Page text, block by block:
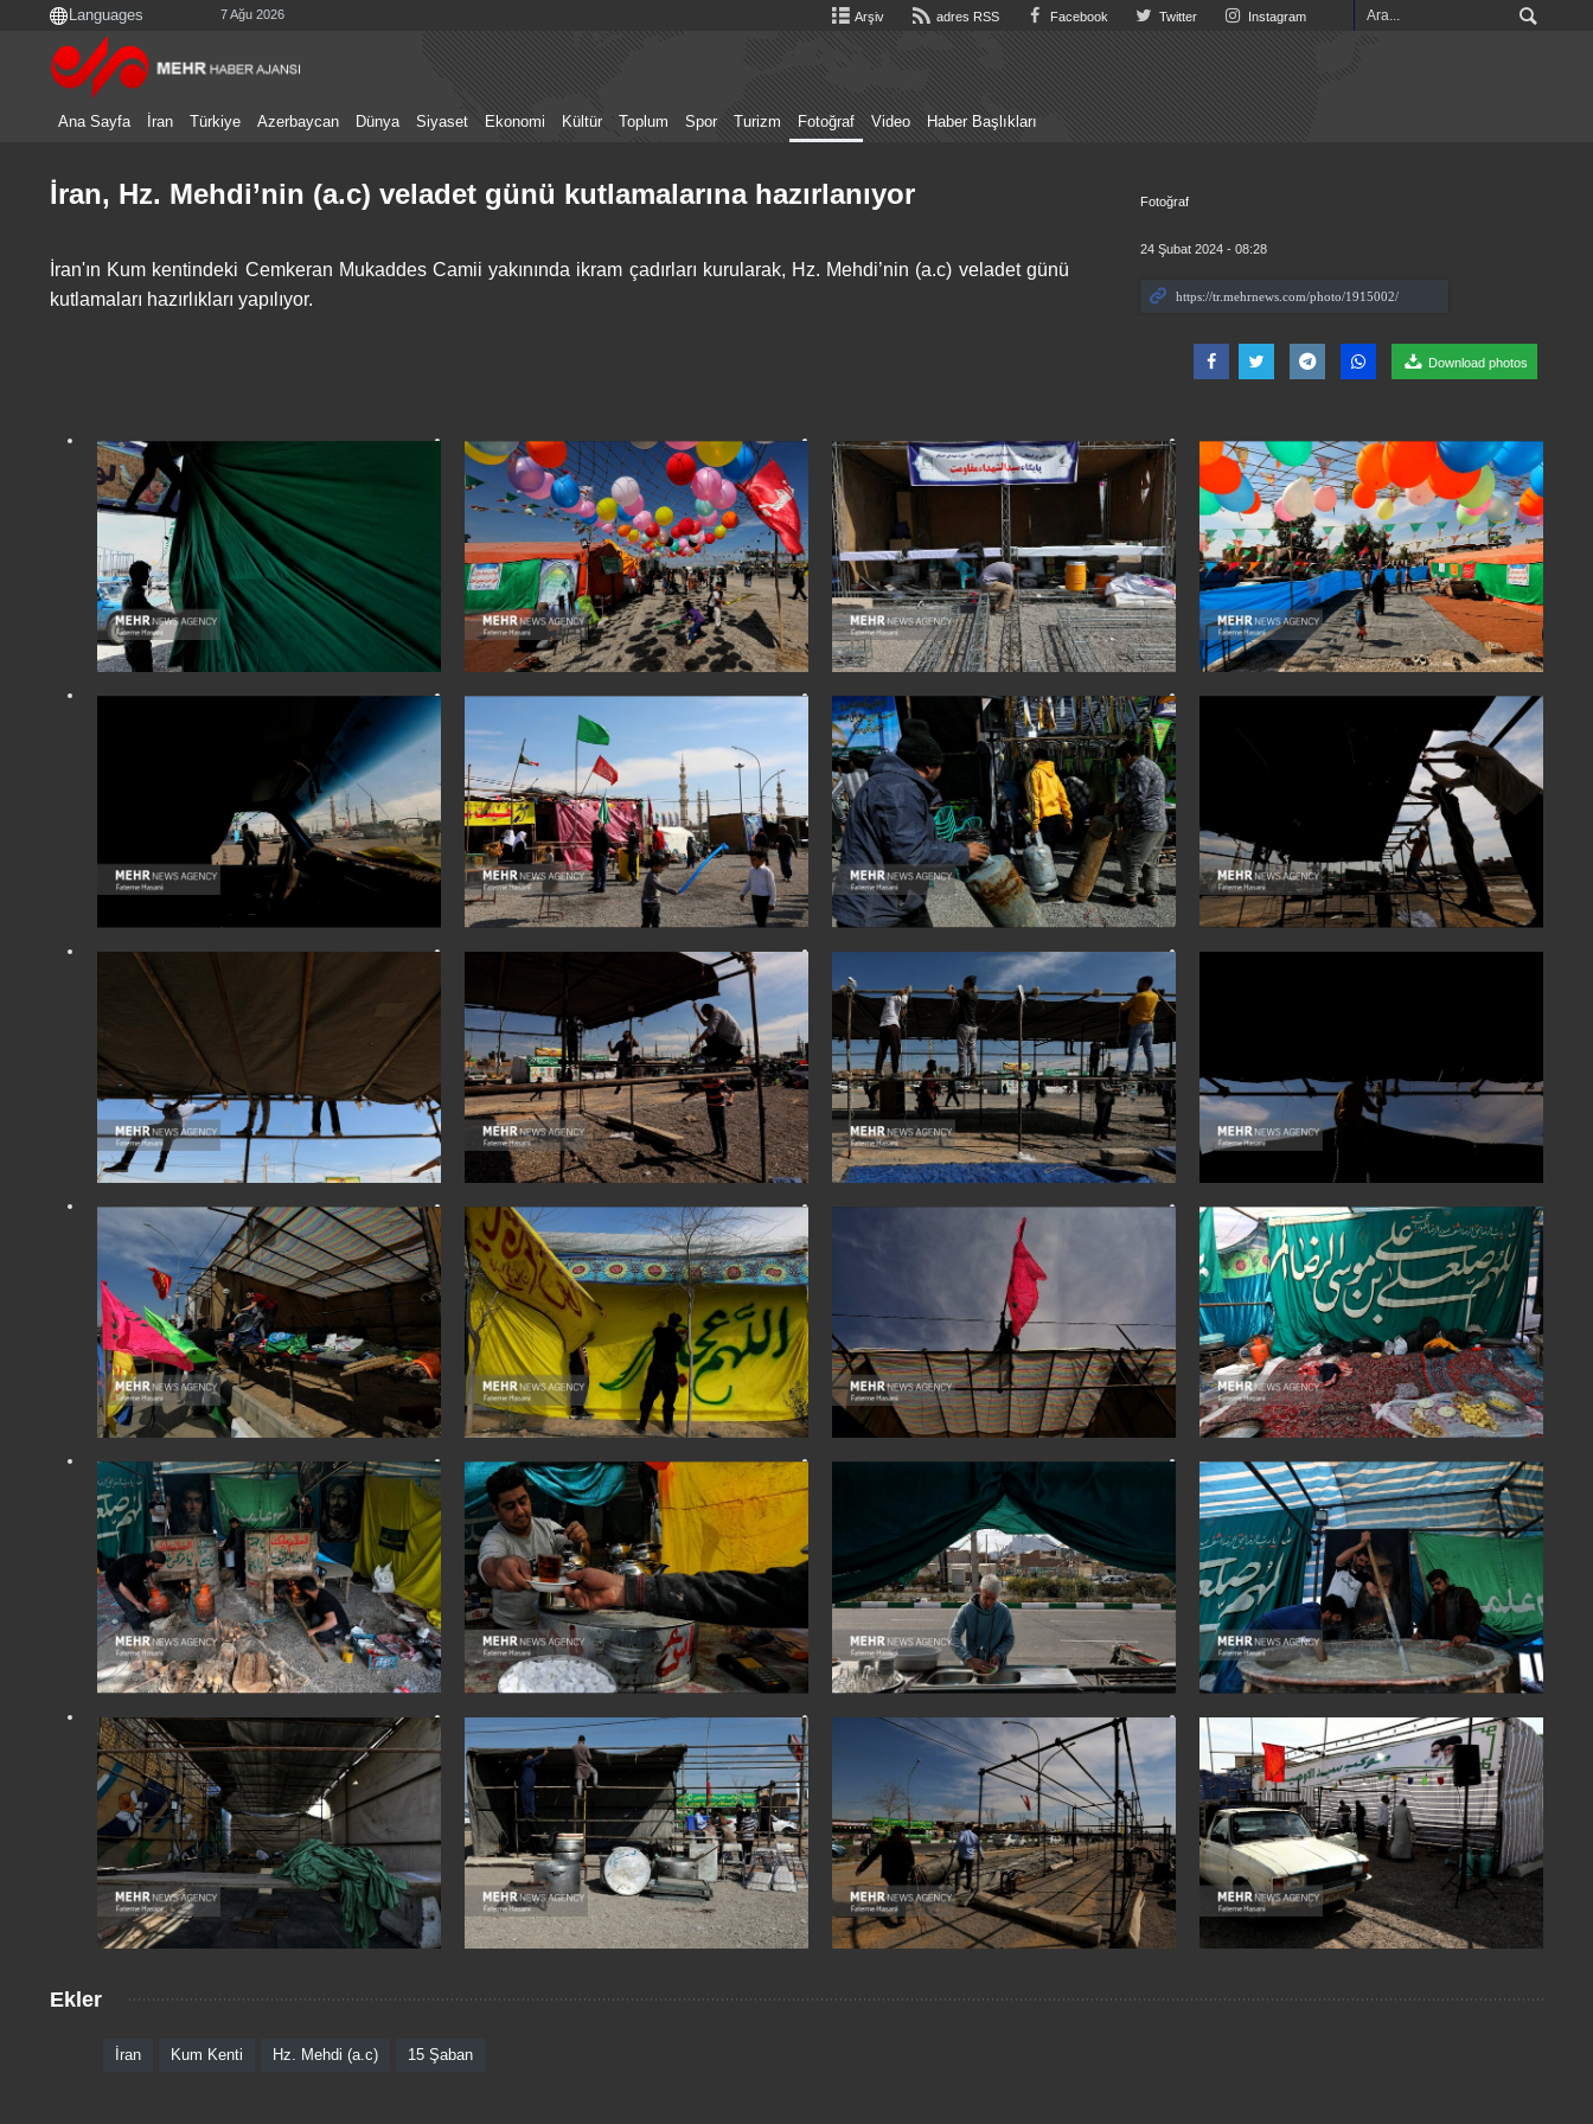
7 Ağu 2026 Arşiv adres RSS Facebook Twitter Instagram
Ana Sayfa İran Türkiye Azerbaycan Dünya Siyaset Ekonomi Kültür Toplum Spor Turizm Fotoğraf Video Haber Başlıkları
Fotoğraf
24 Şubat 2024 - 08:28
Download photos
İran, Hz. Mehdi’nin (a.c) veladet günü kutlamalarına hazırlanıyor
İran'ın Kum kentindeki Cemkeran Mukaddes Camii yakınında ikram çadırları kurularak, Hz. Mehdi’nin (a.c) veladet günü
kutlamaları hazırlıkları yapılıyor.
Ekler
İran Kum Kenti Hz. Mehdi (a.c) 15 Şaban